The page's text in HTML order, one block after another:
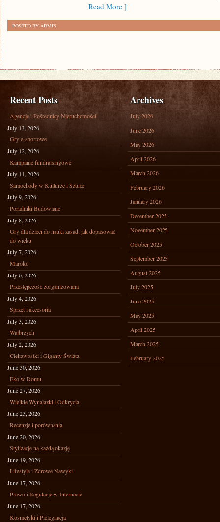
Read More ]
POSTED BY ADMIN
Recent Posts
Agencje i Pośrednicy Nieruchomości
July 13, 2026
Gry e-sportowe
July 12, 2026
Kampanie fundraisingowe
July 11, 2026
Samochody w Kulturze i Sztuce
July 9, 2026
Poradniki Budowlane
July 8, 2026
Gry dla dzieci do nauki zasad: jak dopasować
do wieku
July 7, 2026
Maroko
July 6, 2026
Przestępczośc zorganizowana
July 4, 2026
Sprzęt i akcesoria
July 3, 2026
Wałbrzych
July 2, 2026
Ciekawostki i Giganty Świata
June 30, 2026
Eko w Domu
June 27, 2026
Wielkie Wynalazki i Odkrycia
June 23, 2026
Recenzje i porównania
June 20, 2026
Stylizacje na każdą okazję
June 19, 2026
Lifestyle i Zdrowe Nawyki
June 17, 2026
Prawo i Regulacje w Internecie
June 17, 2026
Kosmetyki i Pielęgnacja
Archives
July 2026
June 2026
May 2026
April 2026
March 2026
February 2026
January 2026
December 2025
November 2025
October 2025
September 2025
August 2025
July 2025
June 2025
May 2025
April 2025
March 2025
February 2025